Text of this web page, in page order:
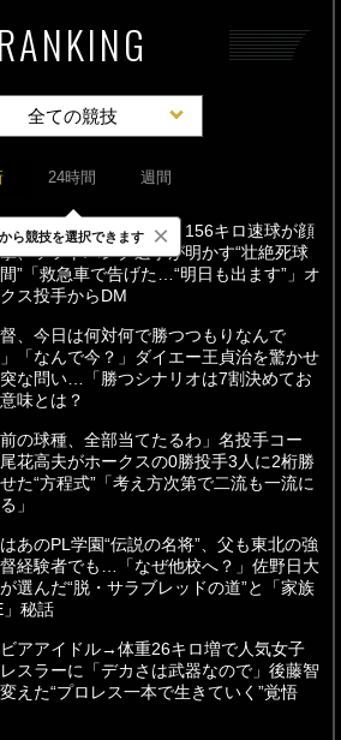
RANKING
全ての競技
24時間 週間
ゴ骨折、前歯折れて…」156キロ速球が顔
、ソフトバンク選手が明かす“壮絶死球
”「救急車で告げた…“明日も出ます”」オ
ス投手からDM
督、今日は何対何で勝つつもりなんで
「なんで今？」ダイエー王貞治を驚かせ
な問い…「勝つシナリオは7割決めてお
味とは？
前の球種、全部当てたるわ」名投手コー
花高夫がホークスの0勝投手3人に2桁勝
た“方程式”「考え方次第で二流も一流に
」
あのPL学園“伝説の名将”、父も東北の強
経験者でも…「なぜ他校へ？」佐野日大
選んだ“脱・サラブレッドの道”と「家族
」秘話
アアイドル→体重26キロ増で人気女子
スラーに「デカさは武器なので」後藤智
えた“プロレス一本で生きていく”覚悟
ら競技を選択できます ×